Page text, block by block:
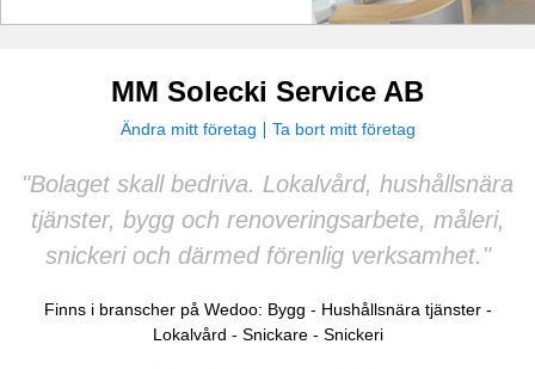
MM Solecki Service AB
Ändra mitt företag Ta bort mitt företag
"Bolaget skall bedriva. Lokalvård, hushållsnära
tjänster, bygg och renoveringsarbete, måleri,
snickeri och därmed förenlig verksamhet."
Finns i branscher på Wedoo: Bygg - Hushållsnära tjänster-
Lokalvård - Snickare- Snickeri